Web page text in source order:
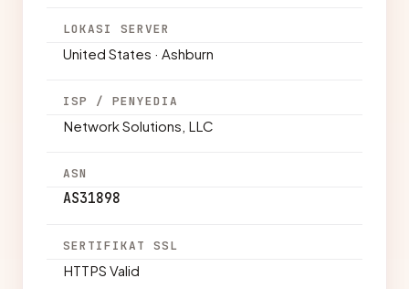
LOKASI SERVER
United States · Ashburn
ISP / PENYEDIA
Network Solutions, LLC
ASN
AS31898
SERTIFIKAT SSL
HTTPS Valid